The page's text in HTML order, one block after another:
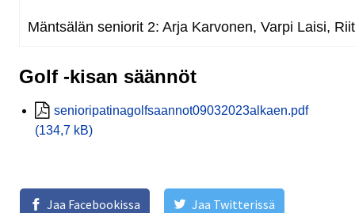
Mäntsälän seniorit 2: Arja Karvonen, Varpi Laisi,
Golf -kisan säännöt
senioripatinagolfsaannot09032023alkaen.pdf
(134,7 kB)
Jaa Facebookissa Jaa Twitterissä